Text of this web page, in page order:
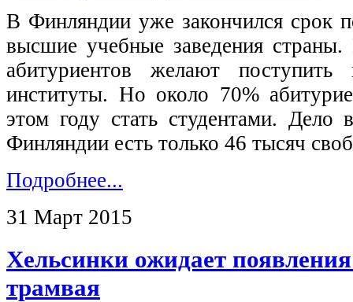
В Финляндии уже закончился срок
высшие учебные заведения
абитуриентов желают
институты. Но около 70%
этом году стать студентами.
Финляндии есть только 46 тысяч
Подробнее...
31 Март 2015
Хельсинки ожидает
трамвая